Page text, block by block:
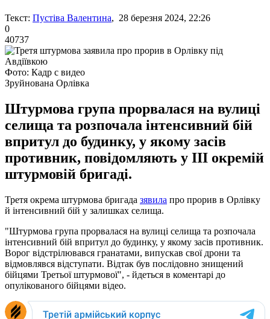
Текст: Пустіва Валентина, 28 березня 2024, 22:26
0
40737
Фото: Кадр с видео
Зруйнована Орлівка
Штурмова група прорвалася на вулиці
селища та розпочала інтенсивний бій
впритул до будинку, у якому засів
противник, повідомляють у ІІІ окремій
штурмовій бригаді.
Третя окрема штурмова бригада зявила про прорив в Орлівку
й інтенсивний бій у залишках селища.
"Штурмова група прорвалася на вулиці селища та розпочала
інтенсивний бій впритул до будинку, у якому засів противник.
Ворог відстрілювався гранатами, випускав свої дрони та
відмовлявся відступати. Відтак був послідовно знищений
бійцями Третьої штурмової", - йдеться в коментарі до
опулікованого бійцями відео.